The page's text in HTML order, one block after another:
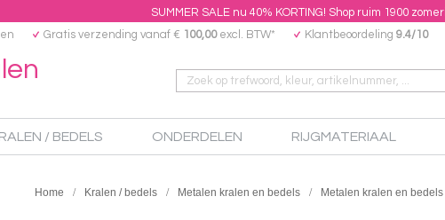
SUMMER SALE nu 40% KORTING! Shop ruim 1900
Gratis verzending vanaf € 100,00excl. BTW* Klantbeoordeling 9.4/10
/ BEDELS ONDERDELEN RIJGMATERIAAL
Home Kralen / bedels Metalen kralen en bedels Metalen kralen en